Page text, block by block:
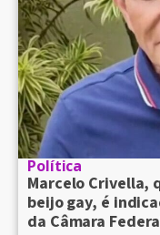
Política
Marcelo Crivella,
beijo gay, é
da Câmara